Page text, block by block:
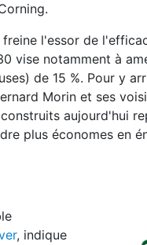
l'essor de
vise notamment à
de 15 %. Pour y
Morin et ses
aujourd'hui
plus économes en
, indique